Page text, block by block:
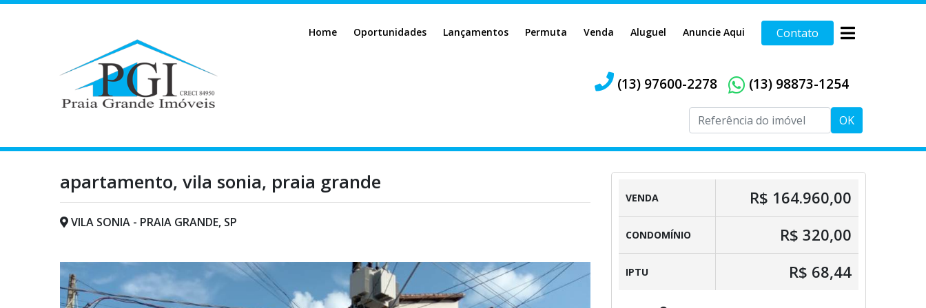
Home Oportunidades Lançamentos Permuta Venda Aluguel Anuncie Aqui Contato
(13) 97600-2278 (13) 98873-1254
OK
apartamento, vila sonia, praia grande
VILA SONIA - PRAIA GRANDE, SP
VENDA R$ 164.960,00
CONDOMÍNIO R$ 320,00
IPTU R$ 68,44